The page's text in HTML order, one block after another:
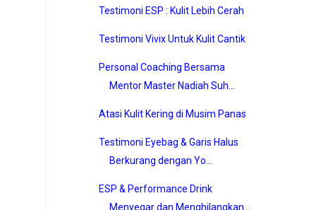
Testimoni ESP : Kulit Lebih Cerah
Testimoni Vivix Untuk Kulit Cantik
Personal Coaching Bersama
Mentor Master Nadiah Suh...
Atasi Kulit Kering di Musim Panas
Testimoni Eyebag & Garis Halus
Berkurang dengan Yo...
ESP & Performance Drink
Menyegar dan Menghilangkan...